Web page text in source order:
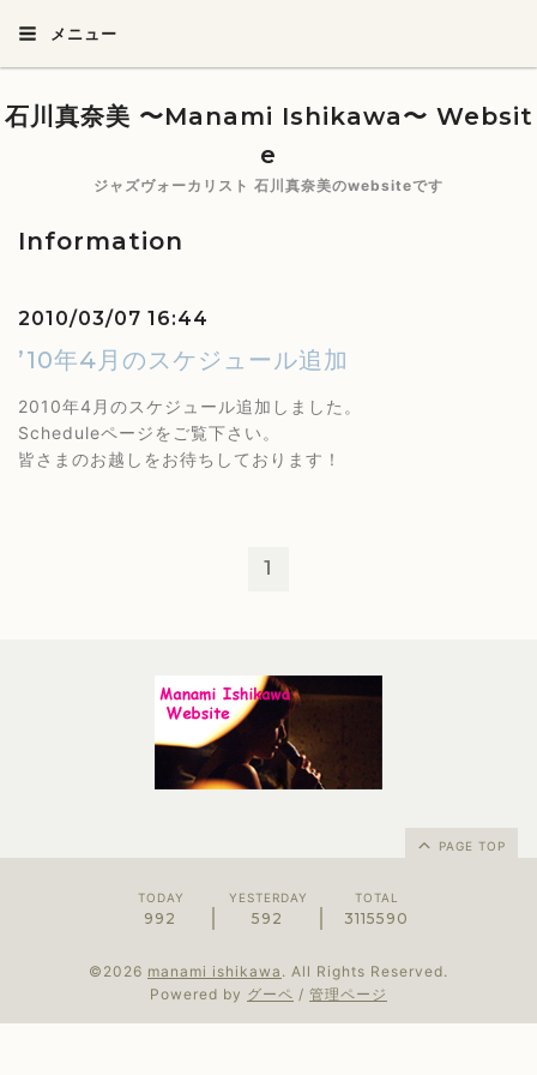
メニュー
石川真奈美 〜Manami Ishikawa〜 Websit
e
ジャズヴォーカリスト 石川真奈美のwebsiteです
Information
2010/03/07 16:44
’10年4月のスケジュール追加
2010年4月のスケジュール追加しました。
Scheduleページをご覧下さい。
皆さまのお越しをお待ちしております！
1
PAGE TOP
TODAY
992
YESTERDAY
592
TOTAL
3115590
©2026 manami ishikawa . All Rights Reserved.
Powered by グーペ / 管理ページ